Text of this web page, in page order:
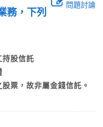
問題討論
務，下列
股信託
票，故非屬金錢信託。